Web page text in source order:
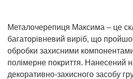
Металочерепиця Максима – це
багаторівневий виріб, що
обробки захисними
полімерне покриття. Нанесений
декоративно-захисного засобу